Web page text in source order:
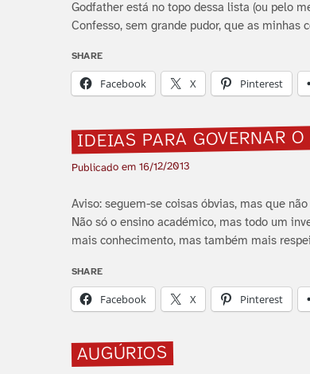
Godfather está no topo dessa lista (ou pelo
Confesso, sem grande pudor, que as minhas
SHARE
Facebook X Pinterest
IDEIAS PARA GOVERNAR
Publicado em 16/12/2013
Aviso: seguem-se coisas óbvias, mas que
Não só o ensino académico, mas todo um
mais conhecimento, mas também mais
SHARE
Facebook X Pinterest
AUGÚRIOS